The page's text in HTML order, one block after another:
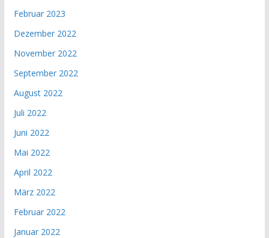
Februar 2023
Dezember 2022
November 2022
September 2022
August 2022
Juli 2022
Juni 2022
Mai 2022
April 2022
März 2022
Februar 2022
Januar 2022